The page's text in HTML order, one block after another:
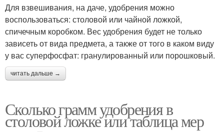
Для взвешивания, на даче, удобрения можно
воспользоваться: столовой или чайной ложкой,
спичечным коробком. Вес удобрения будет не только
зависеть от вида предмета, а также от того в каком виду
у вас суперфосфат: гранулированный или порошковый.
читать дальше →
Сколько грамм удобрения в
столовой ложке или таблица мер